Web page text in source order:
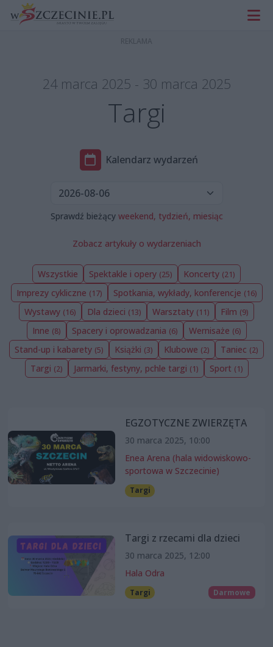
24 marca 2025 - 30 marca 2025
Targi
Kalendarz wydarzeń
Sprawdź bieżący weekend, tydzień, miesiąc
Zobacz artykuły o wydarzeniach
Wszystkie Spektakle i opery (25) Koncerty (21)
Imprezy cykliczne (17) Spotkania, wykłady, konferencje (16)
Wystawy (16) Dla dzieci (13) Warsztaty (11) Film (9)
Inne (8) Spacery i oprowadzania (6) Wernisaże (6)
Stand-up i kabarety (5) Książki (3) Klubowe (2) Taniec (2)
Targi (2) Jarmarki, festyny, pchle targi (1) Sport (1)
EGZOTYCZNE ZWIERZĘTA
30 marca 2025, 10:00
Enea Arena (hala widowiskowo-
sportowa w Szczecinie)
Targi
Targi z rzecami dla dzieci
30 marca 2025, 12:00
Hala Odra
Targi Darmowe